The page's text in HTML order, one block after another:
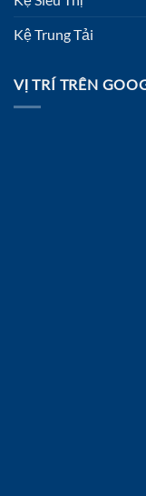
Kệ Trung Tải
VỊ TRÍ TRÊN